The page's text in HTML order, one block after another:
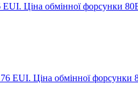
Ціна обмінної форсунки